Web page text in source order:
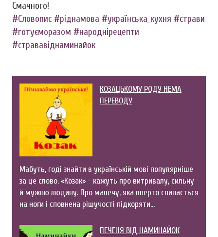
Смачного!
#Словопис #ріднамова #українська_кухня #страви
#готуєморазом #народнірецепти
#стрававіднаминайок
КОЗАЦЬКОМУ РОДУ НЕМА
ПЕРЕВОДУ
Мабуть, годі знайти в українській мові популярніше
за це слово. «Козак» - кажуть про витривалу, сильну
й мужню людину. Про малечу, яка вперто спинається
на ноги і сповнена рішучості підкоряти…
ПЕЧЕНЯ ВІД НАМИНАЙОК